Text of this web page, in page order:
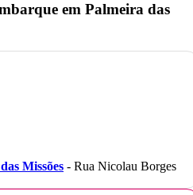
em Palmeira das
Missões - Rua Nicolau Borges